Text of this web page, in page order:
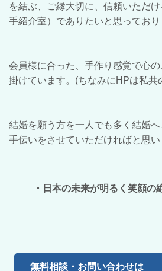
を結ぶ、ご縁大切に、信頼いただ
手紹介室）でありたいと思っており
会員様に合った、手作り感覚で心
掛けています。(ちなみにHPは私共
結婚を願う方を一人でも多く結婚
手伝いをさせていただければと思い
・日本の未来が明るく笑顔の
無料相談・お問い合わせは